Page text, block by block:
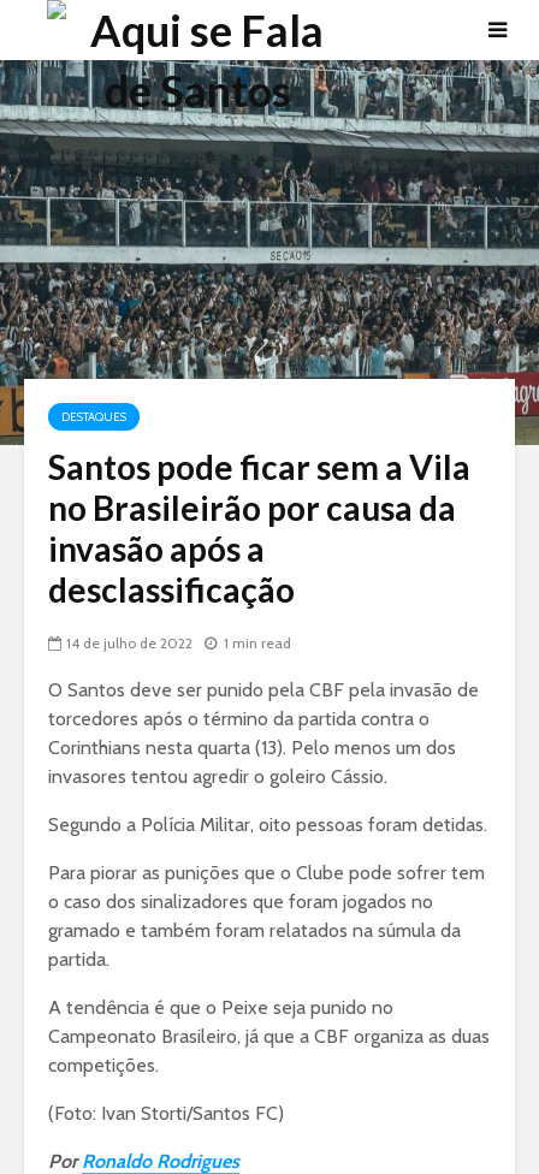
DESTAQUES
Santos pode ficar sem a Vila
no Brasileirão por causa da
invasão após a
desclassificação
14 de julho de 2022 1 min read
O Santos deve ser punido pela CBF pela invasão de
torcedores após o término da partida contra o
Corinthians nesta quarta (13). Pelo menos um dos
invasores tentou agredir o goleiro Cássio.
Segundo a Polícia Militar, oito pessoas foram detidas.
Para piorar as punições que o Clube pode sofrer tem
o caso dos sinalizadores que foram jogados no
gramado e também foram relatados na súmula da
partida.
A tendência é que o Peixe seja punido no
Campeonato Brasileiro, já que a CBF organiza as duas
competições.
(Foto: Ivan Storti/Santos FC)
PorRonaldo Rodrigues